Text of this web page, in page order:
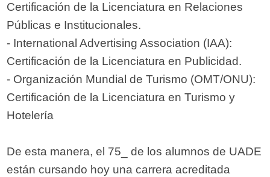
Certificación de la Licenciatura en Relaciones
Públicas e Institucionales.
- International Advertising Association (IAA):
Certificación de la Licenciatura en Publicidad.
- Organización Mundial de Turismo (OMT/ONU):
Certificación de la Licenciatura en Turismo y
Hotelería
De esta manera, el 75_ de los alumnos de UADE
están cursando hoy una carrera acreditada